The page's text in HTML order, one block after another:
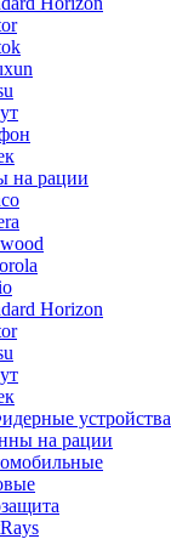
на рации
Horizon
устройства
на рации